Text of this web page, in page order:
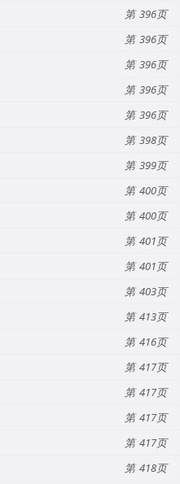
396
396
396
396
396
398
399
400
400
401
401
403
413
416
417
417
417
417
418